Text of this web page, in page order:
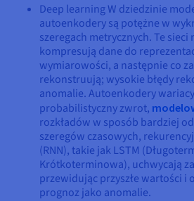
Deep learning W dziedzinie
autoenkodery są potężne w
szeregach metrycznych. Te
kompresują dane do
wymiarowości, a następnie co
rekonstruują; wysokie błędy
anomalie. Autoenkodery
probabilistyczny zwrot,
rozkładów w sposób bardziej
szeregów czasowych,
(RNN), takie jak LSTM
Krótkoterminowa), uchwycają
przewidując przyszłe wartości i
prognoz jako anomalie.